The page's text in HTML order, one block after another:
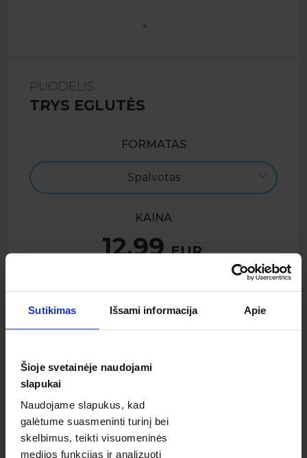
Sutikimas Išsami informacija Apie
Šioje svetainėje naudojami
slapukai
Naudojame slapukus, kad
galėtume suasmeninti turinį bei
skelbimus, teikti visuomeninės
medijos funkcijas ir analizuoti
PUODELIS
TRYS EGLUTĖS
FORMATAS
Spalvotas
KAINA
12.99 EUR
7.79 EUR - 40% Tik su kodu:
APRAŠYMAS
Šis švelnus, ramių spalvų šablonas patiks tiems, kurie
nemėgsta perdėtų projektų. Subtili grafika suteikia
jam žavingumo, o pridėjus Tavo nuotrauką gausis